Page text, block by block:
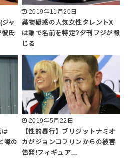
ジャ
彼氏
2019年11月20日
薬物疑惑の人気女性タレントX
は誰で名前を特定?夕刊フジが報
じる
は
噂の
2019年5月22日
【性的暴行】ブリジットナミオ
カがジョンコフリンからの被害
告発!フィギュア…